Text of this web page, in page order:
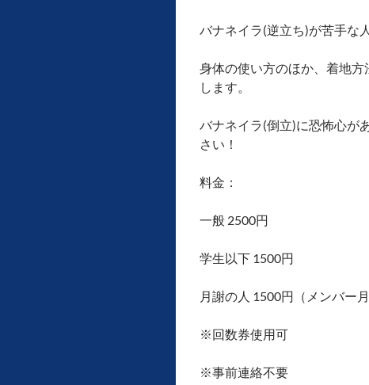
バナネイラ(逆立ち)が苦手な
身体の使い方のほか、着地
します。
バナネイラ(倒立)に恐怖心が
さい！
料金：
一般 2500円
学生以下 1500円
月謝の人 1500円（メンバー
※回数券使用可
※事前連絡不要